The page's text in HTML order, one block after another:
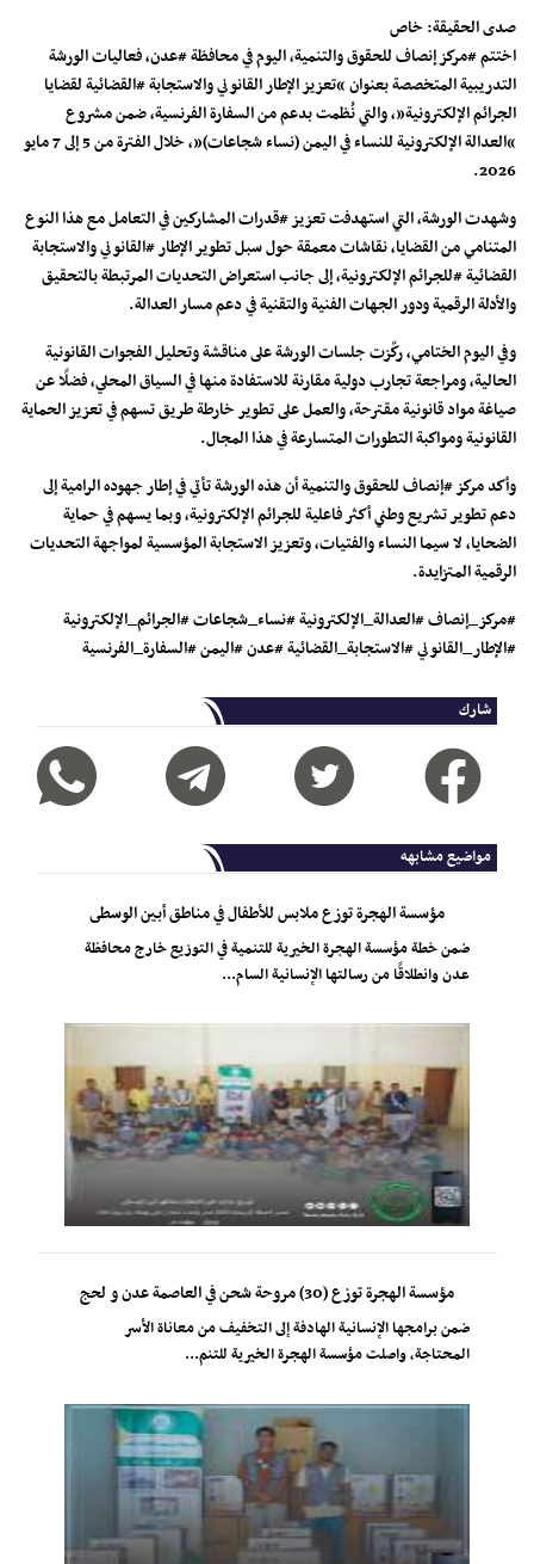
صدى الحقيقة: خاص
اختتم #مركز إنصاف للحقوق والتنمية، اليوم في محافظة #عدن، فعاليات الورشة
التدريبية المتخصصة بعنوان “تعزيز الإطار القانوني والاستجابة #القضائية لقضايا
الجرائم الإلكترونية”، والتي نُظمت بدعم من السفارة الفرنسية، ضمن مشروع
“العدالة الإلكترونية للنساء في اليمن (نساء شجاعات)”، خلال الفترة من 5 إلى 7 مايو
2026.
وشهدت الورشة، التي استهدفت تعزيز #قدرات المشاركين في التعامل مع هذا النوع
المتنامي من القضايا، نقاشات معمقة حول سبل تطوير الإطار #القانوني والاستجابة
القضائية #للجرائم الإلكترونية، إلى جانب استعراض التحديات المرتبطة بالتحقيق
والأدلة الرقمية ودور الجهات الفنية والتقنية في دعم مسار العدالة.
وفي اليوم الختامي، ركّزت جلسات الورشة على مناقشة وتحليل الفجوات القانونية
الحالية، ومراجعة تجارب دولية مقارنة للاستفادة منها في السياق المحلي، فضلًا عن
صياغة مواد قانونية مقترحة، والعمل على تطوير خارطة طريق تسهم في تعزيز الحماية
القانونية ومواكبة التطورات المتسارعة في هذا المجال.
وأكد مركز #إنصاف للحقوق والتنمية أن هذه الورشة تأتي في إطار جهوده الرامية إلى
دعم تطوير تشريع وطني أكثر فاعلية للجرائم الإلكترونية، وبما يسهم في حماية
الضحايا، لا سيما النساء والفتيات، وتعزيز الاستجابة المؤسسية لمواجهة التحديات
الرقمية المتزايدة.
#مركز_إنصاف #العدالة_الإلكترونية #نساء_شجاعات #الجرائم_الإلكترونية
#الإطار_القانوني #الاستجابة_القضائية #عدن #اليمن #السفارة_الفرنسية
شارك
مواضيع مشابهه
مؤسسة الهجرة توزع ملابس للأطفال في مناطق أبين الوسطى
ضمن خطة مؤسسة الهجرة الخيرية للتنمية في التوزيع خارج محافظة
عدن وانطلاقًا من رسالتها الإنسانية السام...
مؤسسة الهجرة توزع (30) مروحة شحن في العاصمة عدن و لحج
ضمن برامجها الإنسانية الهادفة إلى التخفيف من معاناة الأسر
المحتاجة، واصلت مؤسسة الهجرة الخيرية للتنم...